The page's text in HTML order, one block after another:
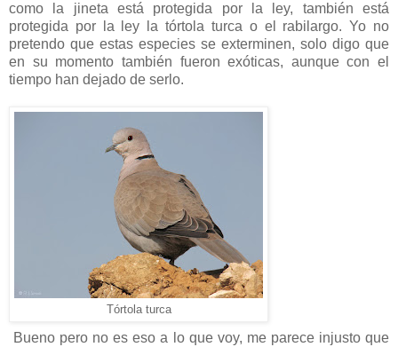
como la jineta está protegida por la ley, también está
protegida por la ley la tórtola turca o el rabilargo. Yo no
pretendo que estas especies se exterminen, solo digo que
en su momento también fueron exóticas, aunque con el
tiempo han dejado de serlo.
Tórtola turca
Bueno pero no es eso a lo que voy, me parece injusto que